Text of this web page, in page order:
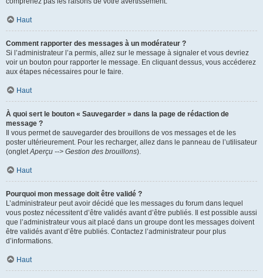
Haut
Comment rapporter des messages à un modérateur ?
Si l’administrateur l’a permis, allez sur le message à signaler et vous devriez
voir un bouton pour rapporter le message. En cliquant dessus, vous accéderez
aux étapes nécessaires pour le faire.
Haut
À quoi sert le bouton « Sauvegarder » dans la page de rédaction de
message ?
Il vous permet de sauvegarder des brouillons de vos messages et de les
poster ultérieurement. Pour les recharger, allez dans le panneau de l’utilisateur
(ongletAperçu --> Gestion des brouillons).
Haut
Pourquoi mon message doit être validé ?
L’administrateur peut avoir décidé que les messages du forum dans lequel
vous postez nécessitent d’être validés avant d’être publiés. Il est possible aussi
que l’administrateur vous ait placé dans un groupe dont les messages doivent
être validés avant d’être publiés. Contactez l’administrateur pour plus
d’informations.
Haut